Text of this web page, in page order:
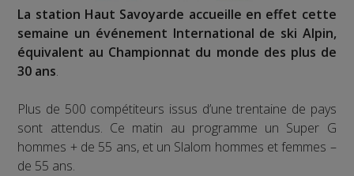
La station Haut Savoyarde accueille en effet cette
semaine un événement International de ski Alpin,
équivalent au Championnat du monde des plus de
30 ans.
Plus de 500 compétiteurs issus d’une trentaine de pays
sont attendus. Ce matin au programme un Super G
hommes + de 55 ans, et un Slalom hommes et femmes –
de 55 ans.